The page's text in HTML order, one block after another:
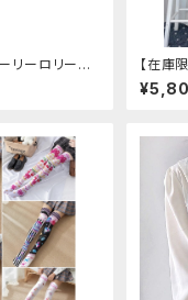
ーリーロリータ
【在庫
ージャ
サイズ